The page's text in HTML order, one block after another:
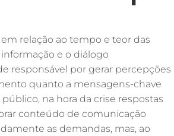
relação ao tempo e teor das
e o diálogo
responsável por gerar percepções
quanto a mensagens-chave
na hora da crise respostas
conteúdo de comunicação
as demandas, mas, ao